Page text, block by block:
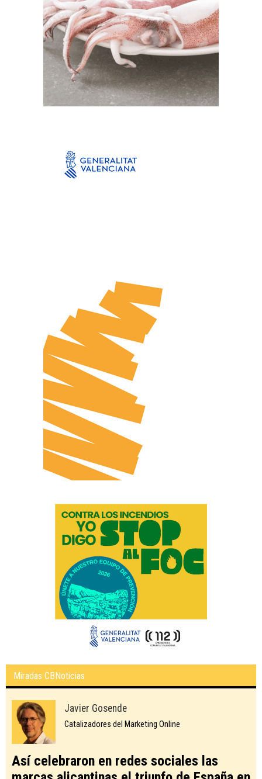
Miradas CBNoticias
Javier Gosende
Catalizadores del Marketing Online
Así celebraron en redes sociales las